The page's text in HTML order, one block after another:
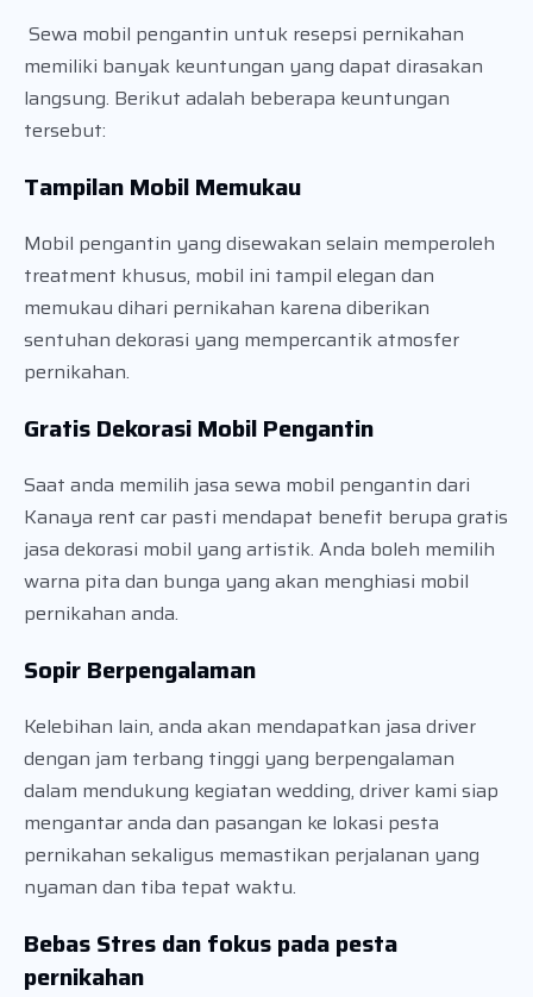
Sewa mobil pengantin untuk resepsi pernikahan
memiliki banyak keuntungan yang dapat dirasakan
langsung. Berikut adalah beberapa keuntungan
tersebut:
Tampilan Mobil Memukau
Mobil pengantin yang disewakan selain memperoleh
treatment khusus, mobil ini tampil elegan dan
memukau dihari pernikahan karena diberikan
sentuhan dekorasi yang mempercantik atmosfer
pernikahan.
Gratis Dekorasi Mobil Pengantin
Saat anda memilih jasa sewa mobil pengantin dari
Kanaya rent car pasti mendapat benefit berupa gratis
jasa dekorasi mobil yang artistik. Anda boleh memilih
warna pita dan bunga yang akan menghiasi mobil
pernikahan anda.
Sopir Berpengalaman
Kelebihan lain, anda akan mendapatkan jasa driver
dengan jam terbang tinggi yang berpengalaman
dalam mendukung kegiatan wedding, driver kami siap
mengantar anda dan pasangan ke lokasi pesta
pernikahan sekaligus memastikan perjalanan yang
nyaman dan tiba tepat waktu.
Bebas Stres dan fokus pada pesta
pernikahan